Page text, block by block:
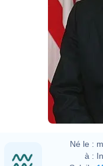
Né le :
à :